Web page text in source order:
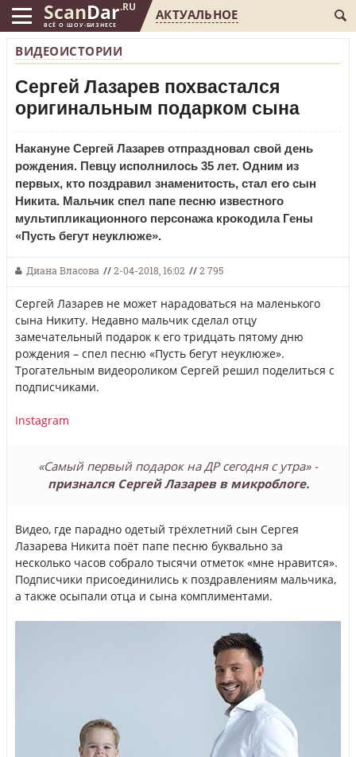
ScanDar.RU
ВСЁ О ШОУ-БИЗНЕСЕ
АКТУАЛЬНОЕ
ВИДЕОИСТОРИИ
Сергей Лазарев похвастался
оригинальным подарком сына
Накануне Сергей Лазарев отпраздновал свой день
рождения. Певцу исполнилось 35 лет. Одним из
первых, кто поздравил знаменитость, стал его сын
Никита. Мальчик спел папе песню известного
мультипликационного персонажа крокодила Гены
«Пусть бегут неуклюже».
Диана Власова //2-04-2018, 16:02 //2 795
Сергей Лазарев не может нарадоваться на маленького
сына Никиту. Недавно мальчик сделал отцу
замечательный подарок к его тридцать пятому дню
рождения – спел песню «Пусть бегут неуклюже».
Трогательным видеороликом Сергей решил поделиться с
подписчиками.
Instagram
«Самый первый подарок на ДР сегодня с утра» -
признался Сергей Лазарев в микроблоге.
Видео, где парадно одетый трёхлетний сын Сергея
Лазарева Никита поёт папе песню буквально за
несколько часов собрало тысячи отметок «мне нравится».
Подписчики присоединились к поздравлениям мальчика,
а также осыпали отца и сына комплиментами.